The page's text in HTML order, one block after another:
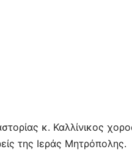
κ. Καλλίνικος
της Ιεράς Μητρόπολης.